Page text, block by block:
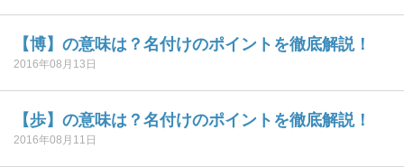
【博】の意味は？名付けのポイントを徹底解説！
2016年08月13日
【歩】の意味は？名付けのポイントを徹底解説！
2016年08月11日